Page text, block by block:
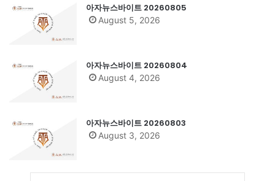
아자뉴스바이트 20260805
August 5, 2026
아자뉴스바이트 20260804
August 4, 2026
아자뉴스바이트 20260803
August 3, 2026